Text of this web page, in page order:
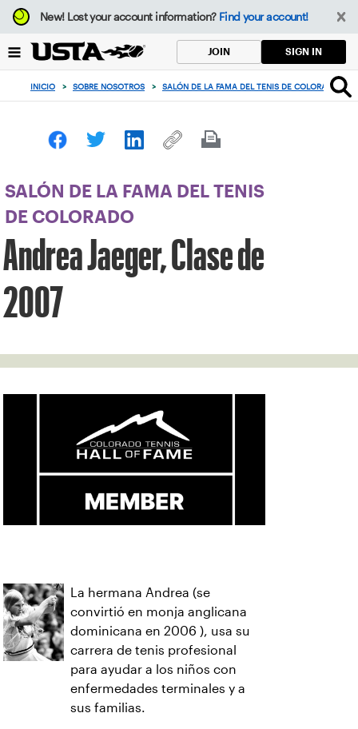
Enfoque
desde
botón
volver
principio
New!Lost your account information? Find your account!
JOIN SIGN IN
INICIO > SOBRE NOSOTROS > SALÓN DE LA FAMA DEL TENIS DE COLORADO >
SALÓN DE LA FAMA DEL TENIS
DE COLORADO
Andrea Jaeger, Clase de
2007
La hermana Andrea (se
convirtió en monja anglicana
dominicana en 2006 ), usa su
carrera de tenis profesional
para ayudar a los niños con
enfermedades terminales y a
sus familias.